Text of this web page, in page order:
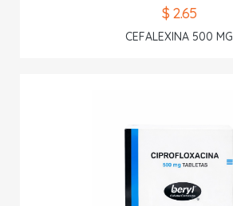
$ 2.65
CEFALEXINA 500 MG